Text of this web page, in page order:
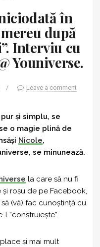
în
după
Interviu cu
Youniverse.
/ Leave a comment
și simplu, se
o magie plină de
Nicole,
se minunează.
la care să nu fi
și roșu de pe Facebook,
(vă) fac cunoștință cu
”construiește”.
și mai mult